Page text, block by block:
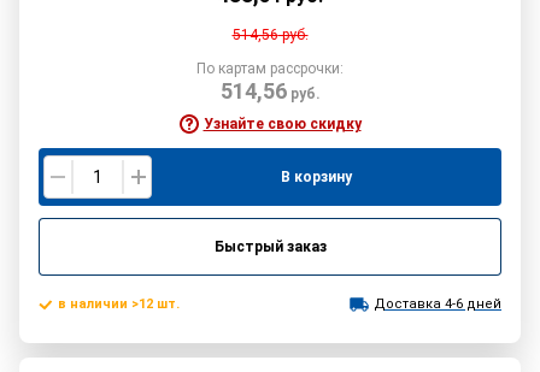
514,56руб.
По картам рассрочки:
514,56руб.
Узнайте свою скидку
В корзину
Быстрый заказ
в наличии >12 шт. Доставка 4-6 дней